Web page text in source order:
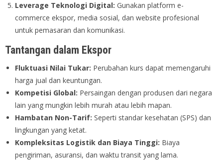
Leverage Teknologi Digital: Gunakan platform e-
commerce ekspor, media sosial, dan website profesional
untuk pemasaran dan komunikasi.
Tantangan dalam Ekspor
Fluktuasi Nilai Tukar: Perubahan kurs dapat memengaruhi
harga jual dan keuntungan.
Kompetisi Global: Persaingan dengan produsen dari negara
lain yang mungkin lebih murah atau lebih mapan.
Hambatan Non-Tarif: Seperti standar kesehatan (SPS) dan
lingkungan yang ketat.
Kompleksitas Logistik dan Biaya Tinggi: Biaya
pengiriman, asuransi, dan waktu transit yang lama.